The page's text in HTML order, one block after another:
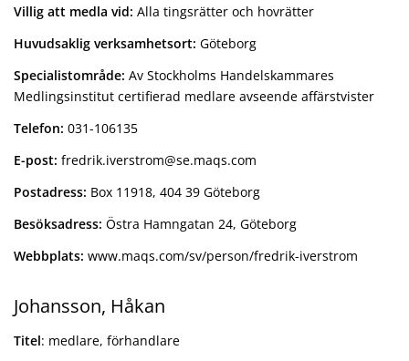
Villig att medla vid: Alla tingsrätter och hovrätter
Huvudsaklig verksamhetsort: Göteborg
Specialistområde: Av Stockholms Handelskammares
Medlingsinstitut certifierad medlare avseende affärstvister
Telefon: 031-106135
E-post: fredrik.iverstrom@se.maqs.com
Postadress: Box 11918, 404 39 Göteborg
Besöksadress: Östra Hamngatan 24, Göteborg
Webbplats: www.maqs.com/sv/person/fredrik-iverstrom
Johansson, Håkan
Titel: medlare, förhandlare